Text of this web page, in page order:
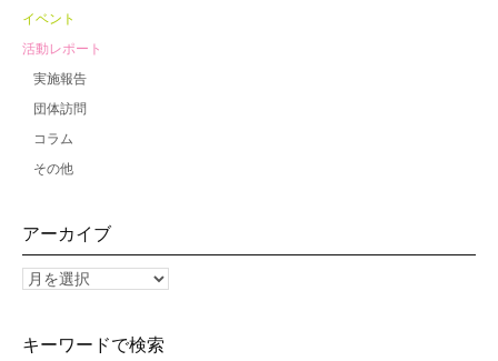
イベント
活動レポート
実施報告
団体訪問
コラム
その他
アーカイブ
キーワードで検索